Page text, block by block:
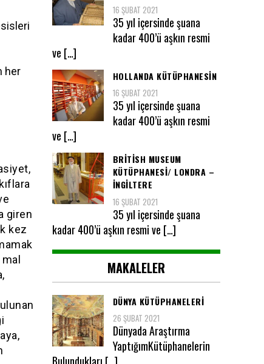
her
giren
kez
16 ŞUBAT 2021
35 yıl içersinde şuana
kadar 400’ü aşkın resmi
ve […]
HOLLANDA KÜTÜPHANESIN
16 ŞUBAT 2021
35 yıl içersinde şuana
kadar 400’ü aşkın resmi
ve […]
BRITISH MUSEUM
KÜTÜPHANESI/ LONDRA –
İNGILTERE
16 ŞUBAT 2021
35 yıl içersinde şuana
kadar 400’ü aşkın resmi ve […]
MAKALELER
DÜNYA KÜTÜPHANELERİ
26 ŞUBAT 2021
Dünyada Araştırma
YaptığımKütüphanelerin